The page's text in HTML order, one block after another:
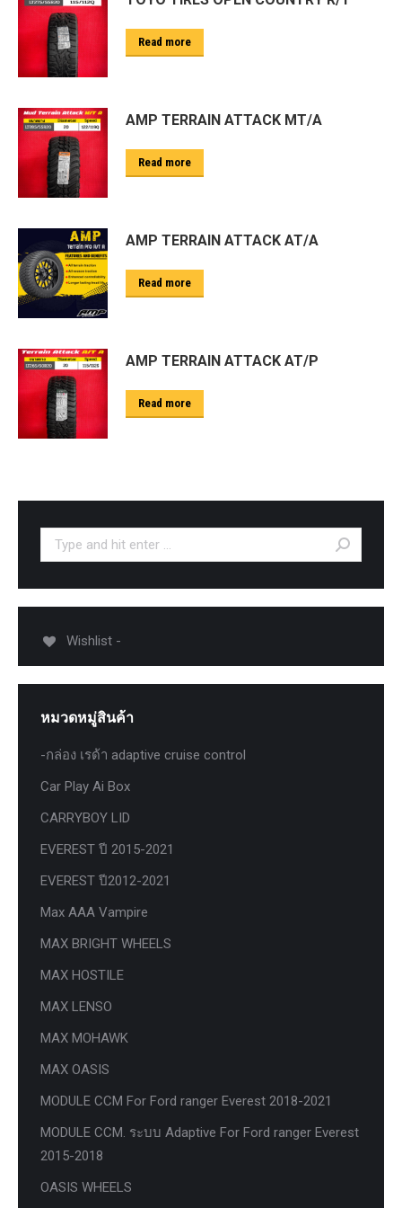
Read more
AMP TERRAIN ATTACK MT/A
Read more
AMP TERRAIN ATTACK AT/A
Read more
AMP TERRAIN ATTACK AT/P
Read more
Search:
Wishlist -
หมวดหมู่สินค้า
-กล่อง เรด้า adaptive cruise control
Car Play Ai Box
CARRYBOY LID
EVEREST ปี 2015-2021
EVEREST ปี2012-2021
Max AAA Vampire
MAX BRIGHT WHEELS
MAX HOSTILE
MAX LENSO
MAX MOHAWK
MAX OASIS
MODULE CCM For Ford ranger Everest 2018-2021
MODULE CCM. ระบบ Adaptive For Ford ranger Everest
2015-2018
OASIS WHEELS